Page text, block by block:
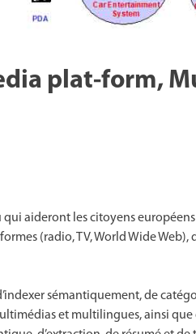
plat-form,
aideront les citoyens européens
(radio, TV, World Wide Web),
sémantiquement, de
et multilingues, ainsi que